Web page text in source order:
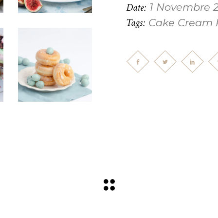
Date: 1 Novembre
Tags: Cake Cream